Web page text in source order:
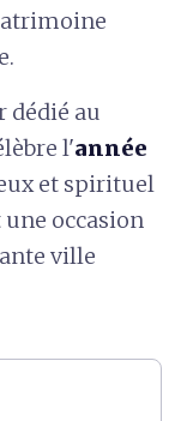
dédié au
l'année
et spirituel
occasion
ville